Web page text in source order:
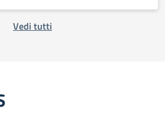
Vedi tutti